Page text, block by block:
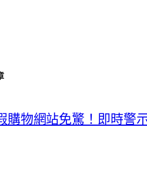
購物網站免驚！即時警